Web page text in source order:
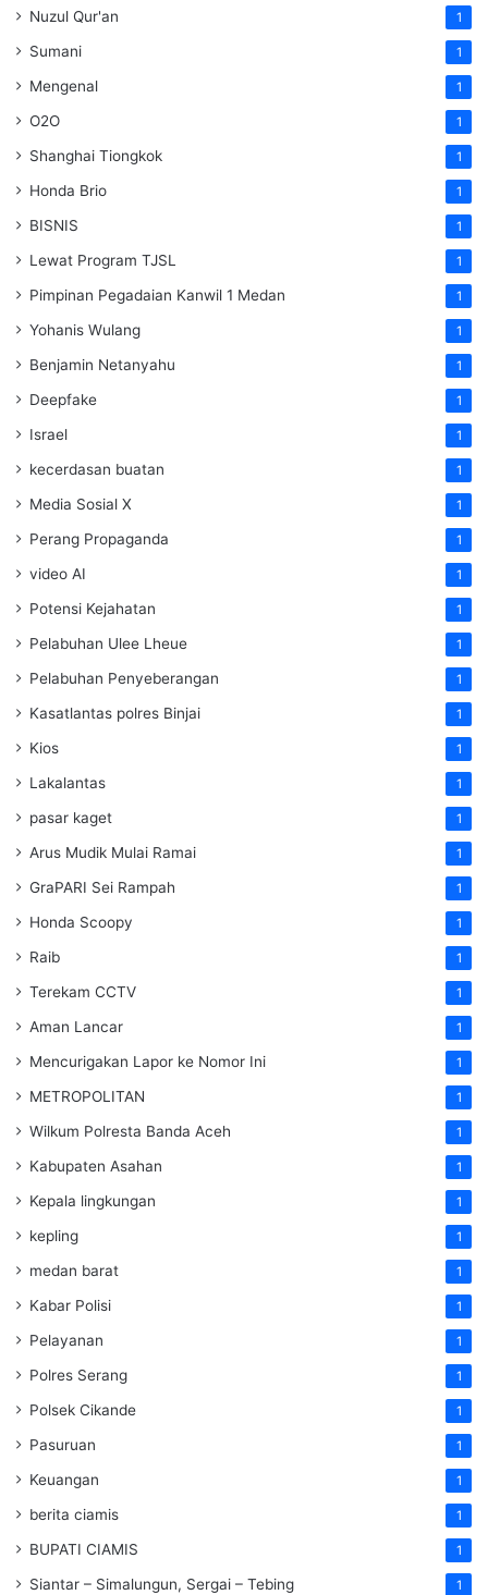
Nuzul Qur'an 1
Sumani 1
Mengenal 1
O2O 1
Shanghai Tiongkok 1
Honda Brio 1
BISNIS 1
Lewat Program TJSL 1
Pimpinan Pegadaian Kanwil 1 Medan 1
Yohanis Wulang 1
Benjamin Netanyahu 1
Deepfake 1
Israel 1
kecerdasan buatan 1
Media Sosial X 1
Perang Propaganda 1
video AI 1
Potensi Kejahatan 1
Pelabuhan Ulee Lheue 1
Pelabuhan Penyeberangan 1
Kasatlantas polres Binjai 1
Kios 1
Lakalantas 1
pasar kaget 1
Arus Mudik Mulai Ramai 1
GraPARI Sei Rampah 1
Honda Scoopy 1
Raib 1
Terekam CCTV 1
Aman Lancar 1
Mencurigakan Lapor ke Nomor Ini 1
METROPOLITAN 1
Wilkum Polresta Banda Aceh 1
Kabupaten Asahan 1
Kepala lingkungan 1
kepling 1
medan barat 1
Kabar Polisi 1
Pelayanan 1
Polres Serang 1
Polsek Cikande 1
Pasuruan 1
Keuangan 1
berita ciamis 1
BUPATI CIAMIS 1
Siantar – Simalungun, Sergai – Tebing 1